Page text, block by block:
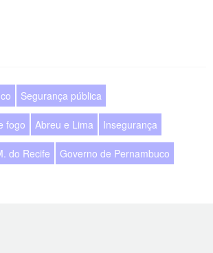
Segurança pública
fogo Abreu e Lima Insegurança
do Recife Governo de Pernambuco